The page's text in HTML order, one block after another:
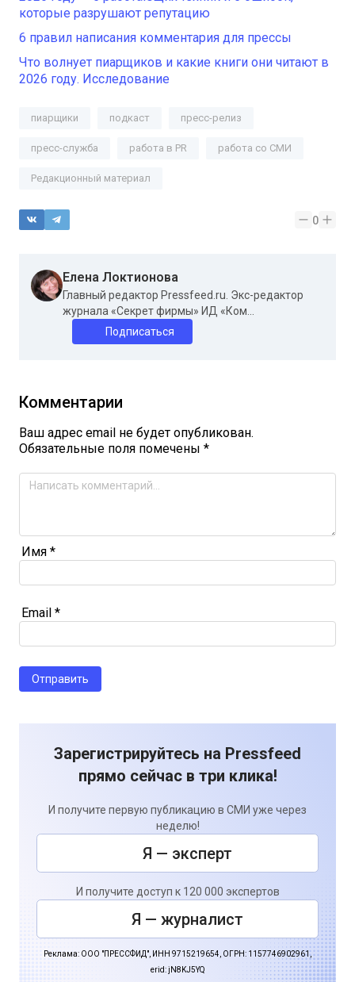
которые разрушают репутацию
6 правил написания комментария для прессы
Что волнует пиарщиков и какие книги они читают в
2026 году. Исследование
пиарщики подкаст пресс-релиз
пресс-служба работа в PR работа со СМИ
Редакционный материал
0
Елена Локтионова
Главный редактор Pressfeed.ru. Экс-редактор
журнала «Секрет фирмы» ИД «Ком...
Подписаться
Комментарии
Ваш адрес email не будет опубликован.
Обязательные поля помечены *
Имя *
Email *
Зарегистрируйтесь на Pressfeed
прямо сейчас в три клика!
И получите первую публикацию в СМИ уже через
неделю!
Я — эксперт
И получите доступ к 120 000 экспертов
Я — журналист
Реклама: ООО "ПРЕССФИД", ИНН 9715219654, ОГРН: 1157746902961,
erid: jN8KJ5YQ